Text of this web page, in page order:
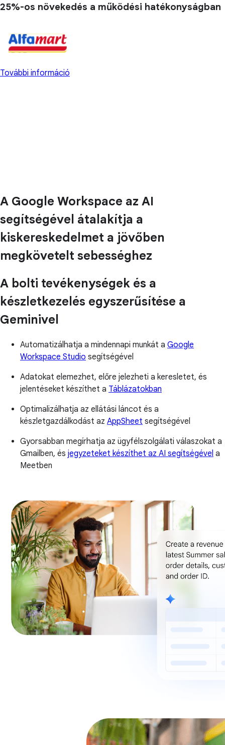
25%-os növekedés a működési hatékonyságban
További információ
A Google Workspace az AI
segítségével átalakítja a
kiskereskedelmet a jövőben
megkövetelt sebességhez
A bolti tevékenységek és a
készletkezelés egyszerűsítése a
Geminivel
Automatizálhatja a mindennapi munkát a Google
Workspace Studio segítségével
Adatokat elemezhet, előre jelezheti a keresletet, és
jelentéseket készíthet a Táblázatokban
Optimalizálhatja az ellátási láncot és a
készletgazdálkodást az AppSheet segítségével
Gyorsabban megírhatja az ügyfélszolgálati válaszokat a
Gmailben, és jegyzeteket készíthet az AI segítségével a
Meetben